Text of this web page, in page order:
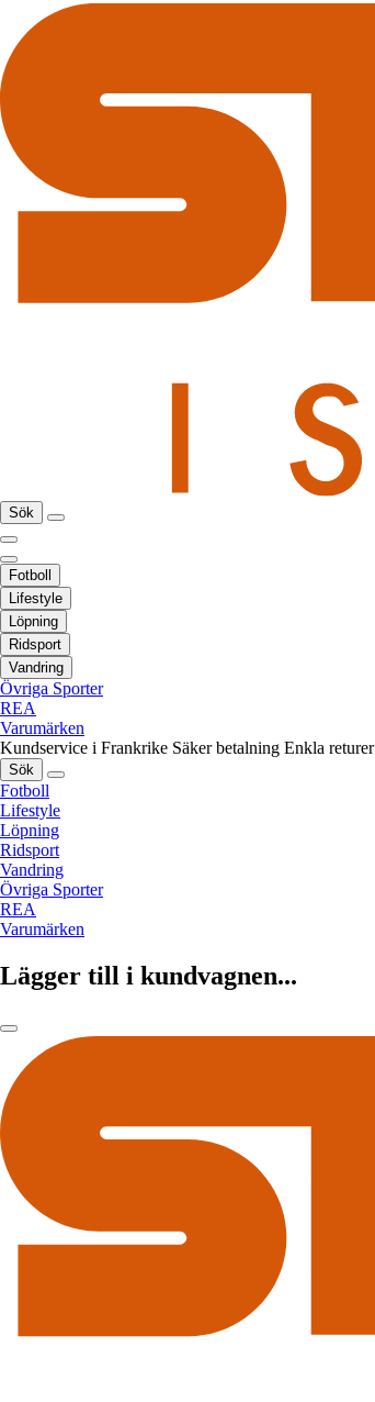
Sök
Fotboll
Lifestyle
Löpning
Ridsport
Vandring
Övriga Sporter
REA
Varumärken
Kundservice i Frankrike Säker betalning Enkla returer
Sök
Fotboll
Lifestyle
Löpning
Ridsport
Vandring
Övriga Sporter
REA
Varumärken
Lägger till i kundvagnen...